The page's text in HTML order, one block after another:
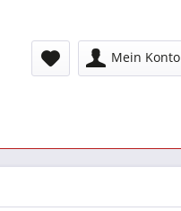
Mein Konto